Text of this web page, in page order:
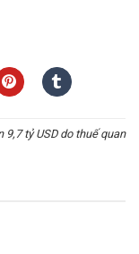
tỷ USD do thuế quan